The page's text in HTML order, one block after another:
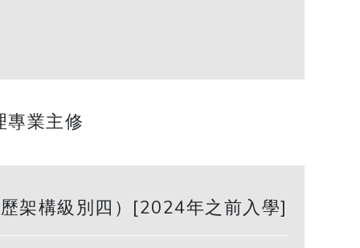
專業主修
架構級別四）[2024年之前入學]